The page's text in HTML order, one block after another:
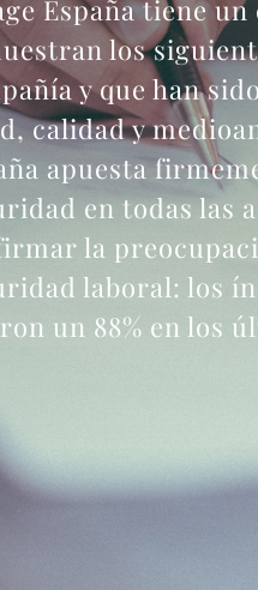
España tiene
los
y que han
calidad y
apuesta
en todas las
la
laboral: los
un 88% en los